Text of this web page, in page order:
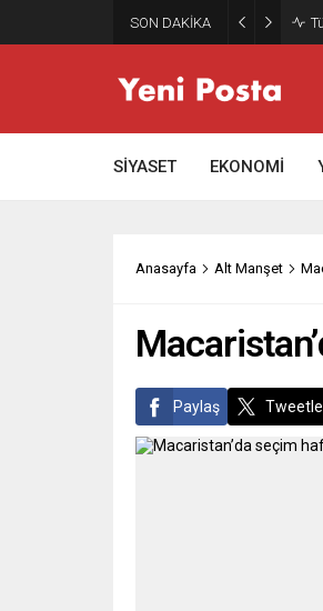
SON DAKİKA
SİYASET EKONOMİ
Anasayfa Alt Manşet
Paylaş Tweetle